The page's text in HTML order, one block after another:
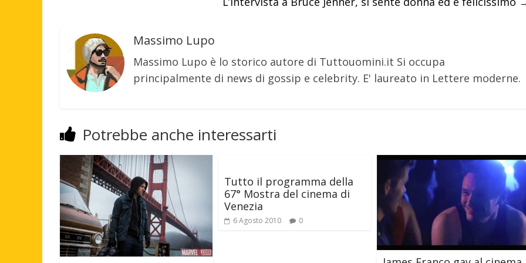
Massimo Lupo
Massimo Lupo è lo storico autore di Tuttouomini.it Si occupa
principalmente di news di gossip e celebrity. E' laureato in Lettere moderne.
Potrebbe anche interessarti
Tutto il programma della
67° Mostra del cinema di
Venezia
6 Agosto 2010 0